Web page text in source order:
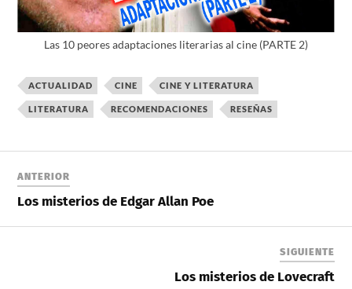
Las 10 peores adaptaciones literarias al cine (PARTE 2)
ACTUALIDAD CINE CINE Y LITERATURA
LITERATURA RECOMENDACIONES RESEÑAS
ANTERIOR
Los misterios de Edgar Allan Poe
SIGUIENTE
Los misterios de Lovecraft